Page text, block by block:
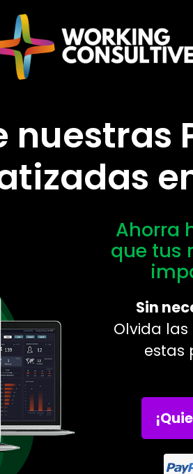
nuestras
Ahorra
que tus
Sin
Olvida
estas